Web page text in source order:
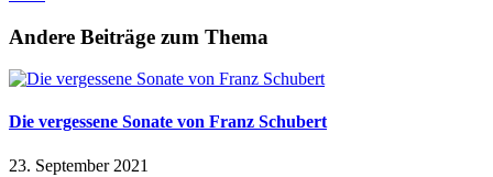
Andere Beiträge zum Thema
Die vergessene Sonate von Franz Schubert
23. September 2021